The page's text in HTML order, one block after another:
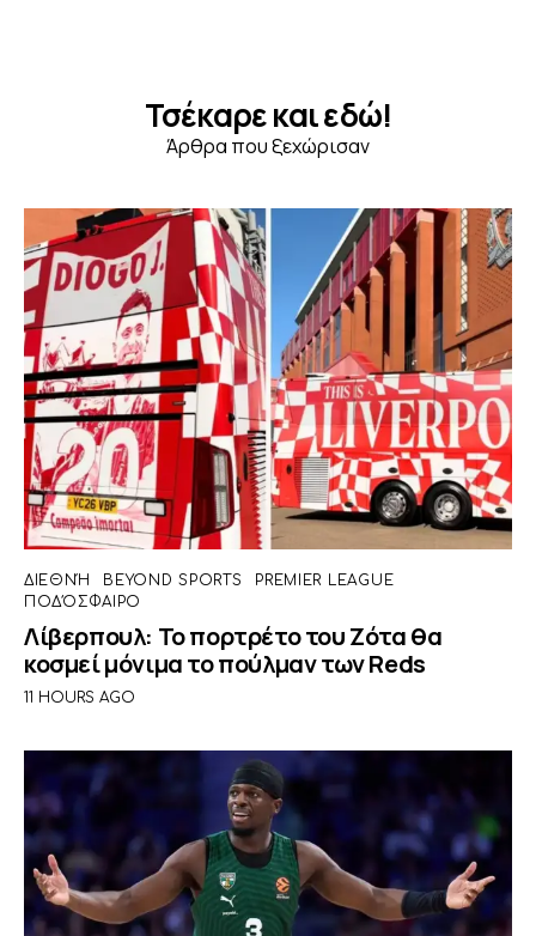
Τσέκαρε και εδώ!
Άρθρα που ξεχώρισαν
ΔΙΕΘΝΉ BEYOND SPORTS
PREMIER LEAGUE
ΠΟΔΌΣΦΑΙΡΟ
Λίβερπουλ: Το πορτρέτο του Ζότα θα
κοσμεί μόνιμα το πούλμαν των Reds
11 HOURS AGO